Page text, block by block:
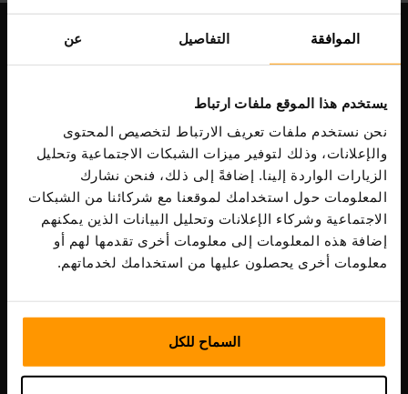
الموافقة التفاصيل عن
يستخدم هذا الموقع ملفات ارتباط
نحن نستخدم ملفات تعريف الارتباط لتخصيص المحتوى
والإعلانات، وذلك لتوفير ميزات الشبكات الاجتماعية وتحليل
الزيارات الواردة إلينا. إضافةً إلى ذلك، فنحن نشارك
المعلومات حول استخدامك لموقعنا مع شركائنا من الشبكات
الاجتماعية وشركاء الإعلانات وتحليل البيانات الذين يمكنهم
إضافة هذه المعلومات إلى معلومات أخرى تقدمها لهم أو
معلومات أخرى يحصلون عليها من استخدامك لخدماتهم.
السماح للكل
شركتنا
Scalable Hosting Solutions OÜ
رمز التسجيل: 14652605
ضريبة الشراء: EE102133820
عنوان: Harju maakond, Tallinn, Kesklinna linnaosa,
Vesivärava tn 50-201, 10152
المراجعات